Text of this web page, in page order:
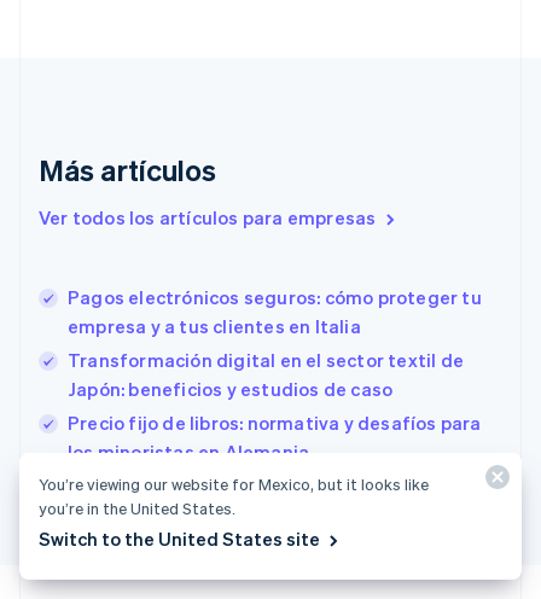
Más artículos
Ver todos los artículos para empresas
Pagos electrónicos seguros: cómo proteger tu
empresa y a tus clientes en Italia
Transformación digital en el sector textil de
Japón: beneficios y estudios de caso
Precio fijo de libros: normativa y desafíos para
los minoristas en Alemania
English
EnglishItaliano
Estados Unidos
EnglishEspañol 简体中文
English
Finlandia
EnglishSvenska
Francia
Gibraltar
English
Grecia
Hungría
You’re viewing our website for Mexico, but it looks like
you’re in the United States.
Switch to the United States site